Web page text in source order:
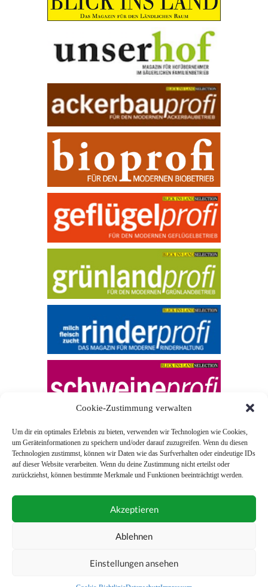
Cookie-Zustimmung verwalten
Um dir ein optimales Erlebnis zu bieten, verwenden wir Technologien wie Cookies,
um Geräteinformationen zu speichern und/oder darauf zuzugreifen. Wenn du diesen
Technologien zustimmst, können wir Daten wie das Surfverhalten oder eindeutige IDs
auf dieser Website verarbeiten. Wenn du deine Zustimmung nicht erteilst oder
zurückziehst, können bestimmte Merkmale und Funktionen beeinträchtigt werden.
Akzeptieren
Ablehnen
Einstellungen ansehen
© 2026 Blick ins Land
Unterstützt durch
0043 (0)1 581 28 90 0
Impressum